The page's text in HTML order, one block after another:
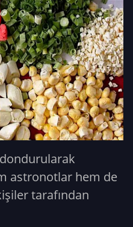
astronotlar hem de
tarafından